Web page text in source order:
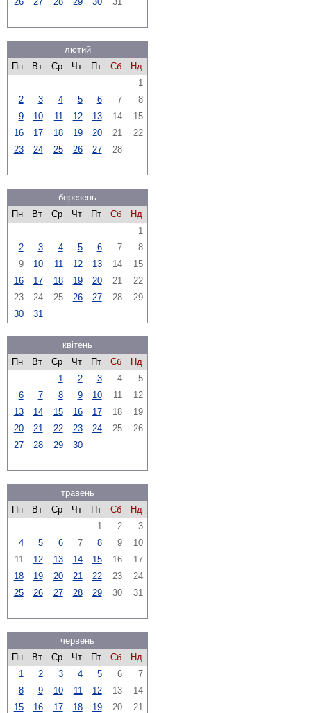
лютий
Пн
Вт Ср Чт Пт Сб
Нд
1
2
3 4 5 6 7
8
9
10 11 12 13 14
15
16
17 18 19 20 21
22
23
24 25 26 27 28
березень
Пн
Вт Ср Чт Пт Сб
Нд
1
2
3 4 5 6 7
8
9
10 11 12 13 14
15
16
17 18 19 20 21
22
23
24 25 26 27 28
29
30
31
квітень
Пн
Вт Ср Чт Пт Сб
Нд
1
2 3 4
5
6
7 8 9 10 11
12
13
14 15 16 17 18
19
20
21 22 23 24 25
26
27
28 29 30
травень
Пн
Вт Ср Чт Пт Сб
Нд
1
2
3
4
5 6 7 8 9
10
11
12 13 14 15 16
17
18
19 20 21 22 23
24
25
26 27 28 29 30 31
червень
Пн
Вт Ср Чт Пт Сб
Нд
1
2 3 4 5 6
7
8
9 10 11 12 13
14
15
16 17 18 19 20
21